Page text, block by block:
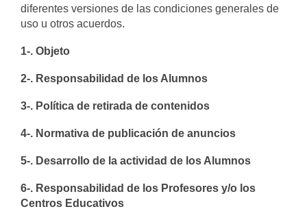
diferentes versiones de las condiciones generales de
uso u otros acuerdos.
1-. Objeto
2-. Responsabilidad de los Alumnos
3-. Política de retirada de contenidos
4-. Normativa de publicación de anuncios
5-. Desarrollo de la actividad de los Alumnos
6-. Responsabilidad de los Profesores y/o los
Centros Educativos